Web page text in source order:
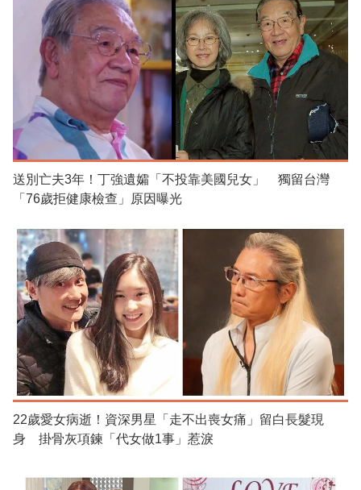
送別亡夫3年！丁強遺孀「不投靠美國兒女」 獨留台灣
「76歲拒健康檢查」原因曝光
22歲愛女病逝！資深男星「走不出喪女痛」留白長髮現
身 掛骨灰項鍊「代女做1事」惹淚